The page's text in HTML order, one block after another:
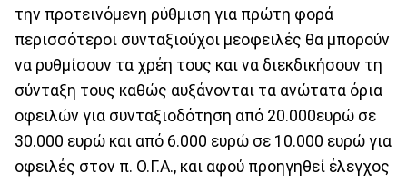
την προτεινόμενη ρύθμιση για πρώτη φορά
περισσότεροι συνταξιούχοι μεοφειλές θα μπορούν
να ρυθμίσουν τα χρέη τους και να διεκδικήσουν τη
σύνταξη τους καθώς αυξάνονται τα ανώτατα όρια
οφειλών για συνταξιοδότηση από 20.000ευρώ σε
30.000 ευρώ και από 6.000 ευρώ σε 10.000 ευρώ για
οφειλές στον π. Ο.Γ.Α., και αφού προηγηθεί έλεγχος